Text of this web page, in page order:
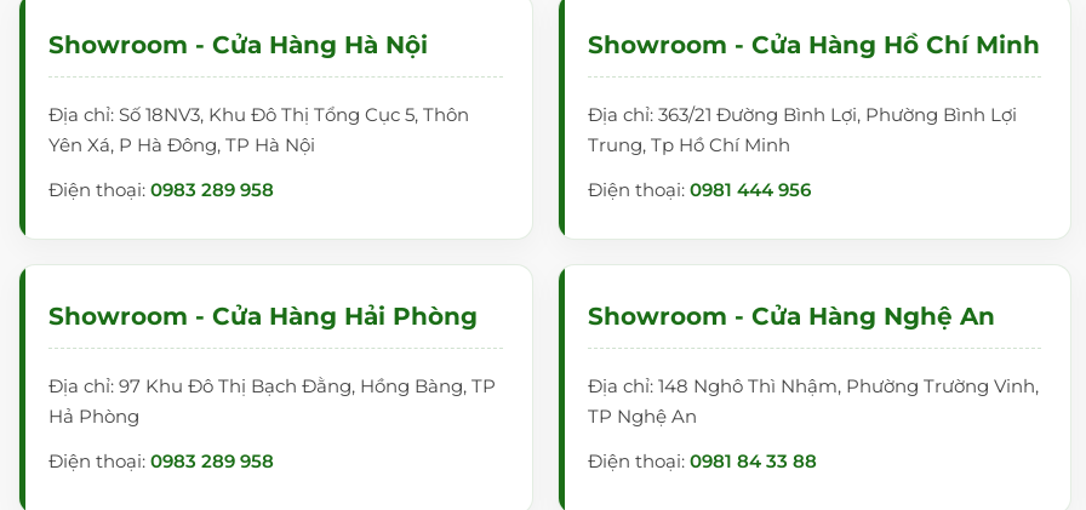
Showroom - Cửa Hàng Hà Nội
Địa chỉ: Số 18NV3, Khu Đô Thị Tổng Cục 5, Thôn
Yên Xá, P Hà Đông, TP Hà Nội
Điện thoại: 0983 289 958
Showroom - Cửa Hàng Hồ Chí Minh
Địa chỉ: 363/21 Đường Bình Lợi, Phường Bình Lợi
Trung, Tp Hồ Chí Minh
Điện thoại: 0981 444 956
Showroom - Cửa Hàng Hải Phòng
Địa chỉ: 97 Khu Đô Thị Bạch Đằng, Hồng Bàng, TP
Hả Phòng
Điện thoại: 0983 289 958
Showroom - Cửa Hàng Nghệ An
Địa chỉ: 148 Nghô Thì Nhậm, Phường Trường Vinh,
TP Nghệ An
Điện thoại: 0981 84 33 88